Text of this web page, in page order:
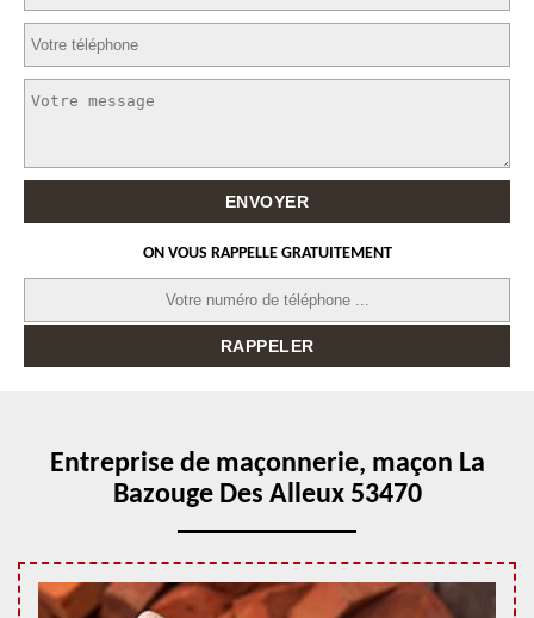
ON VOUS RAPPELLE GRATUITEMENT
Entreprise de maçonnerie, maçon La
Bazouge Des Alleux 53470